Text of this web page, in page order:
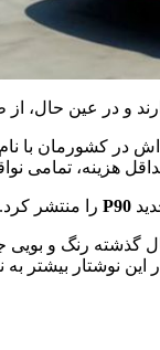
در کشورمان با
P90 را منتشر کرد.
دو سال گذشته